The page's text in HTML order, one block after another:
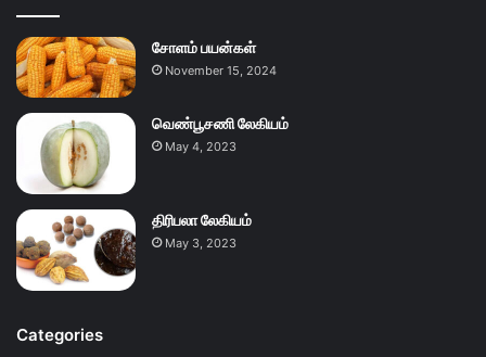
சோளம் பயன்கள்
November 15, 2024
வெண்பூசணி லேகியம்
May 4, 2023
திரிபலா லேகியம்
May 3, 2023
Categories